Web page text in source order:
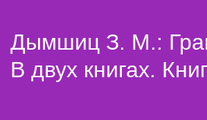
Дымшиц З. М.:
В двух книгах.